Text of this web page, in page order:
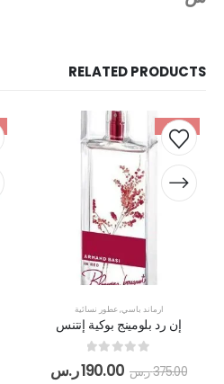
RELATED PRODUCTS
-49%
ارماند باسي,عطور نسائية
إن رد بلومينج بوكية إنتنس
375.00ر.س 190.00ر.س